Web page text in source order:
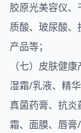
胶原光美容仪
质酸、玻尿酸
产品等；
（七）皮肤健
湿霜/乳液、精
真菌药膏、抗
霜、面膜、唇